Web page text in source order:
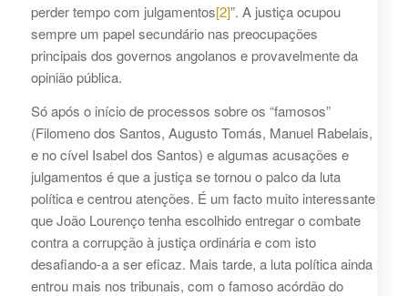
perder tempo com julgamentos[2]”. A justiça ocupou
sempre um papel secundário nas preocupações
principais dos governos angolanos e provavelmente da
opinião pública.
Só após o início de processos sobre os “famosos”
(Filomeno dos Santos, Augusto Tomás, Manuel Rabelais,
e no cível Isabel dos Santos) e algumas acusações e
julgamentos é que a justiça se tornou o palco da luta
política e centrou atenções. É um facto muito interessante
que João Lourenço tenha escolhido entregar o combate
contra a corrupção à justiça ordinária e com isto
desafiando-a a ser eficaz. Mais tarde, a luta política ainda
entrou mais nos tribunais, com o famoso acórdão do